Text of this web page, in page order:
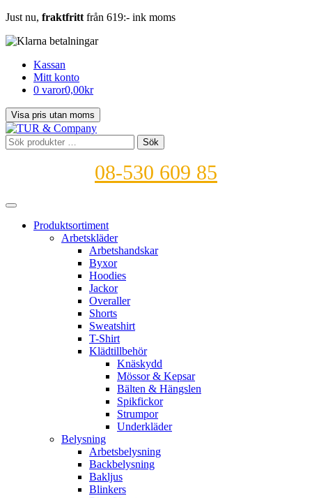
Just nu, fraktfritt från 619:- ink moms
Kassan
Mitt konto
0 varor0,00kr
Sök
efter:
Sök
08-530 609 85
Produktsortiment
Arbetskläder
Arbetshandskar
Byxor
Hoodies
Jackor
Overaller
Shorts
Sweatshirt
T-Shirt
Klädtillbehör
Knäskydd
Mössor & Kepsar
Bälten & Hängslen
Spikfickor
Strumpor
Underkläder
Belysning
Arbetsbelysning
Backbelysning
Bakljus
Blinkers